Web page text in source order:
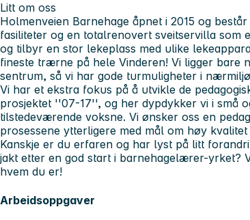
Litt om oss
Holmenveien Barnehage åpnet i 2015 og
fasiliteter og en totalrenovert sveitservilla som
og tilbyr en stor lekeplass med ulike
fineste trærne på hele Vinderen! Vi ligger bare
sentrum, så vi har gode turmuligheter i
Vi har et ekstra fokus på å utvikle de
prosjektet ''07-17'', og her dypdykker vi i små
tilstedeværende voksne. Vi ønsker oss en
prosessene ytterligere med mål om høy
Kanskje er du erfaren og har lyst på litt
jakt etter en god start i barnehagelærer-yrket?
hvem du er!
Arbeidsoppgaver